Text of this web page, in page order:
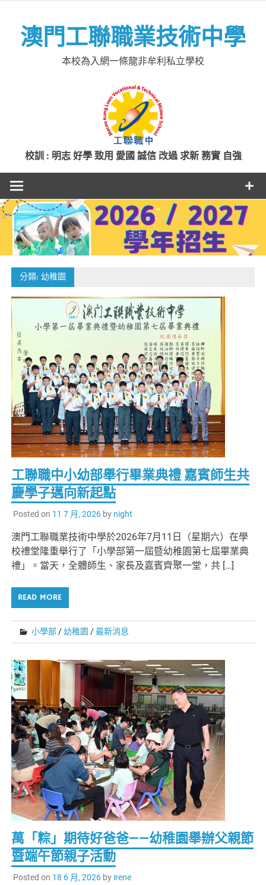
content澳門工聯職業技術中學
本校為入網一條龍非牟利私立學校
校訓 : 明志 好學 致用 愛國 誠信 改過 求新 務實 自強
分類: 幼稚園
工聯職中小幼部舉行畢業典禮 嘉賓師生共
慶學子邁向新起點
Posted on 11 7 月, 2026by night
澳門工聯職業技術中學於2026年7月11日（星期六）在學
校禮堂隆重舉行了「小學部第一屆暨幼稚園第七屆畢業典
禮」。當天，全體師生、家長及嘉賓齊聚一堂，共 […]
READ MORE
小學部 / 幼稚園 /最新消息
萬「粽」期待好爸爸——幼稚園舉辦父親節
暨端午節親子活動
Posted on 18 6 月, 2026by irene